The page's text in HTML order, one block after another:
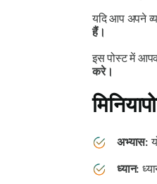
यदि आप अपने
हैं।
इस पोस्ट में
करे।
अभ्यास:
ध्यान: